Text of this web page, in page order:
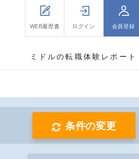
WEB履歴書 ログイン 会員登録
ミドルの転職体験レポート
条件の変更